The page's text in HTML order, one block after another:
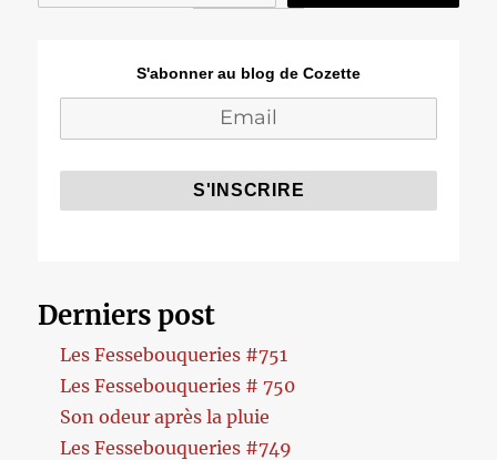
S'abonner au blog de Cozette
Derniers post
Les Fessebouqueries #751
Les Fessebouqueries # 750
Son odeur après la pluie
Les Fessebouqueries #749